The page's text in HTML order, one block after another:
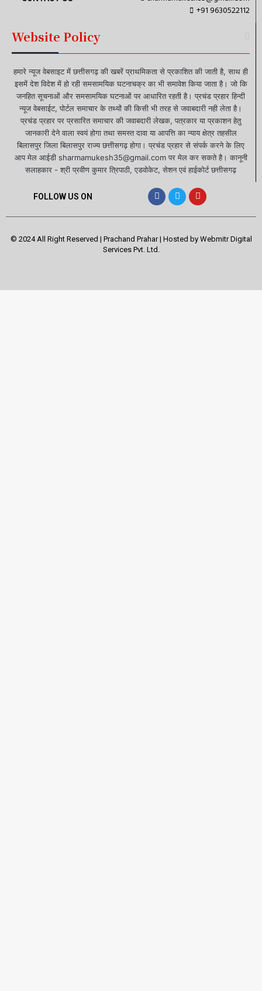
+91 9630522112
Website Policy
हमारे न्यूज वेबसाइट में छत्तीसगढ़ की खबरें प्राथमिकता से प्रकाशित की जाती है, साथ ही
इसमें देश विदेश में हो रही समसामयिक घटनाचक्र का भी समावेश किया जाता है। जो कि
जनहित सूचनाओं और समसामयिक घटनाओं पर आधारित रहती है। प्रचंड प्रहार हिन्दी
न्यूज वेबसाईट, पोर्टल समाचार के तथ्यों की किसी भी तरह से जवाबदारी नही लेता है।
प्रचंड प्रहार पर प्रसारित समाचार की जवाबदारी लेखक, पत्रकार या प्रकाशन हेतु
जानकारी देने वाला स्वयं होगा तथा समस्त दावा या आपत्ति का न्याय क्षेत्र तहसील
बिलासपुर जिला बिलासपुर राज्य छत्तीसगढ़ होगा। प्रचंड प्रहार से संपर्क करने के लिए
आप मेल आईडी sharmamukesh35@gmail.com पर मेल कर सकते है। कानूनी
सलाहकार - श्री प्रवीण कुमार त्रिपाठी, एडवोकेट, सेशन एवं हाईकोर्ट छत्तीसगढ़
FOLLOW US ON
© 2024 All Right Reserved | Prachand Prahar | Hosted by Webmitr Digital
Services Pvt. Ltd.